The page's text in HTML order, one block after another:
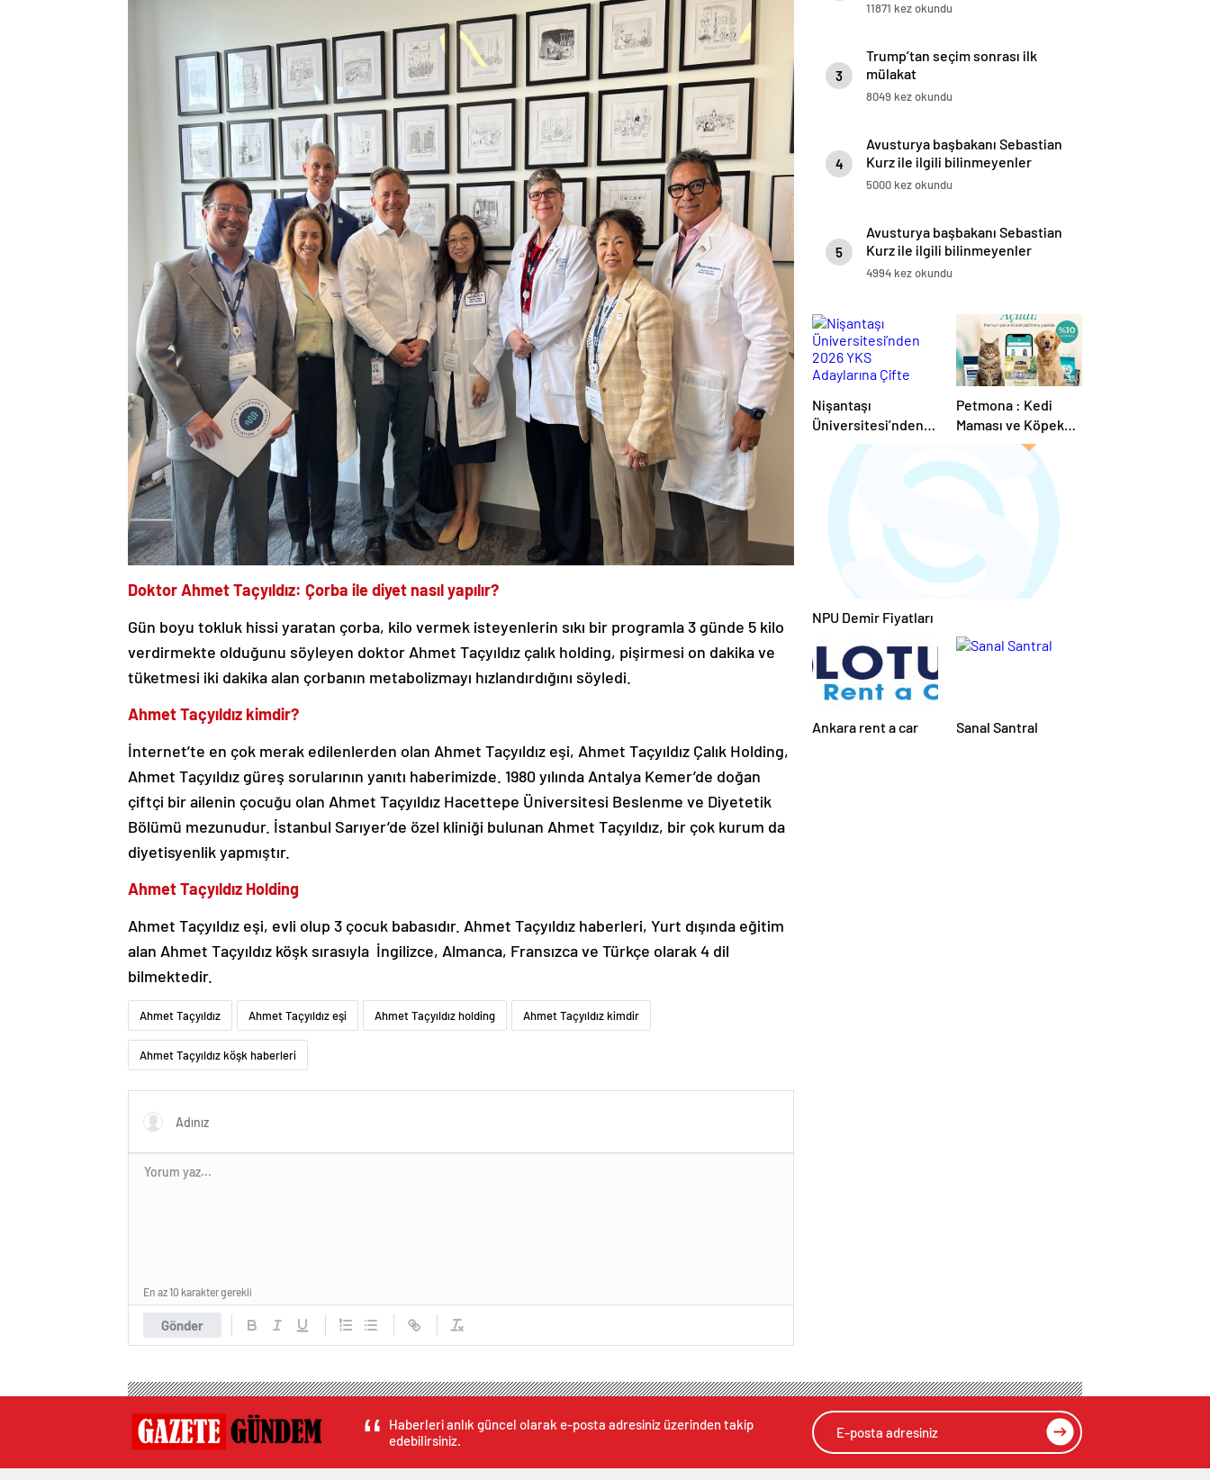
Doktor Ahmet Taçyıldız: Çorba ile diyet nasıl yapılır?
Gün boyu tokluk hissi yaratan çorba, kilo vermek isteyenlerin sıkı bir programla 3 günde 5 kilo
verdirmekte olduğunu söyleyen doktor Ahmet Taçyıldız çalık holding, pişirmesi on dakika ve
tüketmesi iki dakika alan çorbanın metabolizmayı hızlandırdığını söyledi.
Ahmet Taçyıldız kimdir?
İnternet’te en çok merak edilenlerden olan Ahmet Taçyıldız eşi, Ahmet Taçyıldız Çalık Holding,
Ahmet Taçyıldız güreş sorularının yanıtı haberimizde. 1980 yılında Antalya Kemer’de doğan
çiftçi bir ailenin çocuğu olan Ahmet Taçyıldız Hacettepe Üniversitesi Beslenme ve Diyetetik
Bölümü mezunudur. İstanbul Sarıyer’de özel kliniği bulunan Ahmet Taçyıldız, bir çok kurum da
diyetisyenlik yapmıştır.
Ahmet Taçyıldız Holding
Ahmet Taçyıldız eşi, evli olup 3 çocuk babasıdır. Ahmet Taçyıldız haberleri, Yurt dışında eğitim
alan Ahmet Taçyıldız köşk sırasıyla İngilizce, Almanca, Fransızca ve Türkçe olarak 4 dil
bilmektedir.
Ahmet Taçyıldız Ahmet Taçyıldız eşi Ahmet Taçyıldız holding Ahmet Taçyıldız kimdir
Ahmet Taçyıldız köşk haberleri
Gönder
En az 10 karakter gerekli
11871 kez okundu
3
Trump’tan seçim sonrası ilk
mülakat
8049 kez okundu
4
Avusturya başbakanı Sebastian
Kurz ile ilgili bilinmeyenler
5000 kez okundu
5
Avusturya başbakanı Sebastian
Kurz ile ilgili bilinmeyenler
4994 kez okundu
Nişantaşı
Üniversitesi’nden
2026 YKS
Adaylarına Çifte
Güvence: Sabit
Ücret ve Kesintisiz
Petmona : Kedi
Maması ve Köpek
Maması İle Tüm
Evcil Hayvan
Ürünleri
NPU Demir Fiyatları
Ankara rent a car Sanal Santral
Haberleri anlık güncel olarak e-posta adresiniz üzerinden takip
edebilirsiniz.